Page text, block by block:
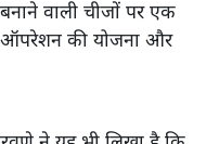
वाली चीजों पर एक
ऑपरेशन की योजना और